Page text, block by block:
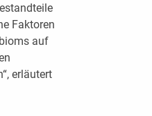
Faktoren
auf
erläutert